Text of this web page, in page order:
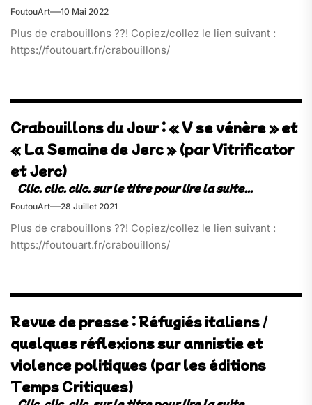
FoutouArt 10 Mai 2022
Plus de crabouillons ??! Copiez/collez le lien suivant :
https://foutouart.fr/crabouillons/
Crabouillons du Jour : « V se vénère » et
« La Semaine de Jerc » (par Vitrificator
et Jerc)
FoutouArt 28 Juillet 2021
Plus de crabouillons ??! Copiez/collez le lien suivant :
https://foutouart.fr/crabouillons/
Revue de presse : Réfugiés italiens /
quelques réflexions sur amnistie et
violence politiques (par les éditions
Temps Critiques)